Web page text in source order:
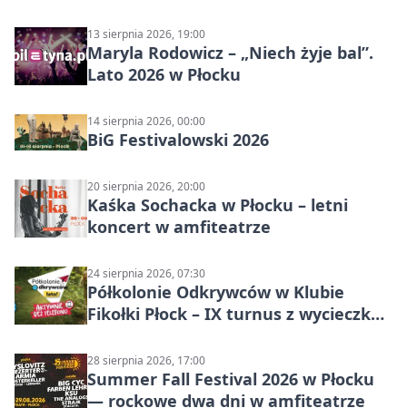
13 sierpnia 2026, 19:00
Maryla Rodowicz – „Niech żyje bal”.
Lato 2026 w Płocku
14 sierpnia 2026, 00:00
BiG Festivalowski 2026
20 sierpnia 2026, 20:00
Kaśka Sochacka w Płocku – letni
koncert w amfiteatrze
24 sierpnia 2026, 07:30
Półkolonie Odkrywców w Klubie
Fikołki Płock – IX turnus z wycieczką
28 sierpnia 2026, 17:00
Summer Fall Festival 2026 w Płocku
— rockowe dwa dni w amfiteatrze